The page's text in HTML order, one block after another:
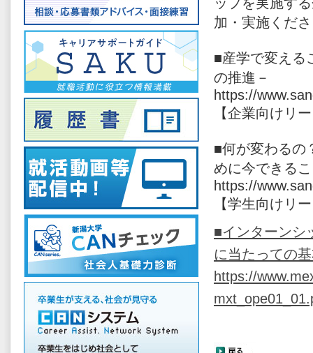
加・実施くだ
■産学で変える
の推進－
https://
【企業向けリ
■何が変わるの
めに今できる
https://
【学生向けリ
■インターンシ
に当たっての
https://